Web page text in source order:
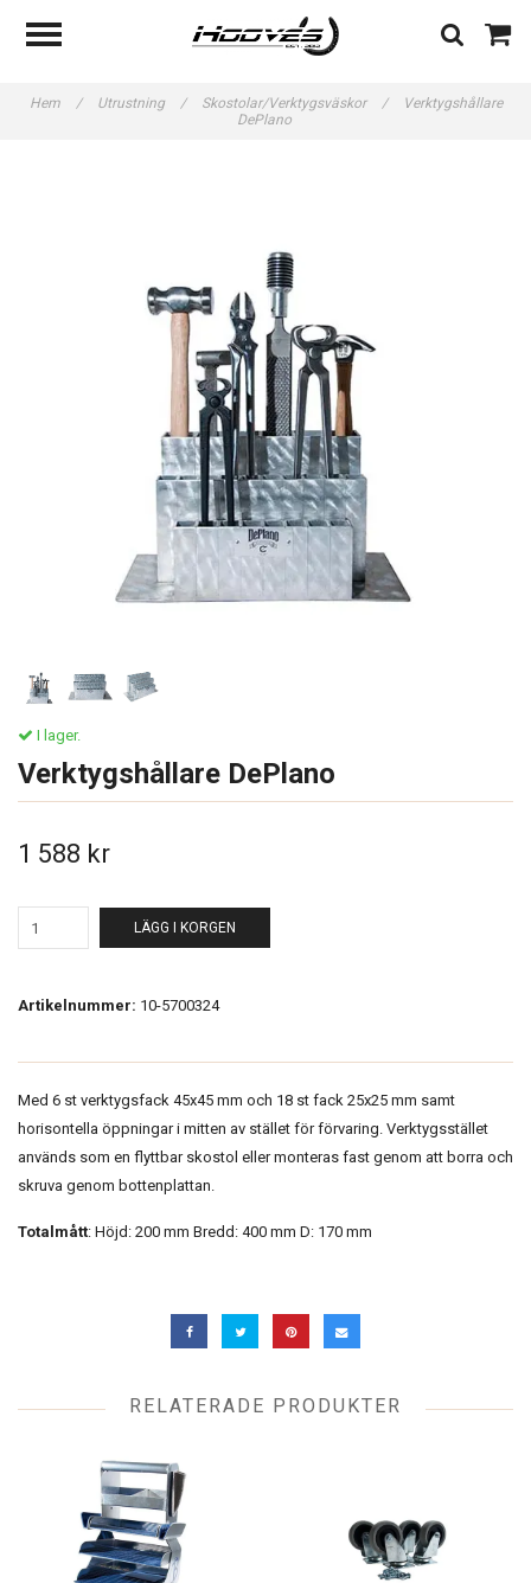
Hem / Utrustning / Skostolar/Verktygsväskor /
Verktygshållare
DePlano
I lager.
Verktygshållare DePlano
1 588 kr
LÄGG I KORGEN
Artikelnummer: 10-5700324
Med 6 st verktygsfack 45x45 mm och 18 st fack 25x25 mm samt
horisontella öppningar i mitten av stället för förvaring. Verktygsstället
används som en flyttbar skostol eller monteras fast genom att borra och
skruva genom bottenplattan.
Totalmått: Höjd: 200 mm Bredd: 400 mm D: 170 mm
RELATERADE PRODUKTER